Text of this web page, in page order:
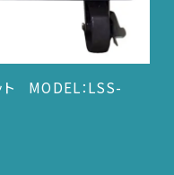
MODEL：LSS-